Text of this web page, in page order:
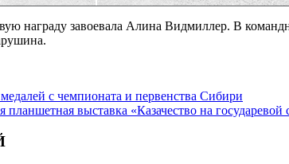
награду завоевала Алина Видмиллер. В
с чемпионата и первенства Сибири
выставка «Казачество на государевой